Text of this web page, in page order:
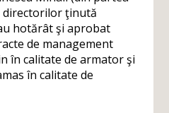
directorilor ţinută
hotărât şi aprobat
de management
în calitate de armator şi
în calitate de